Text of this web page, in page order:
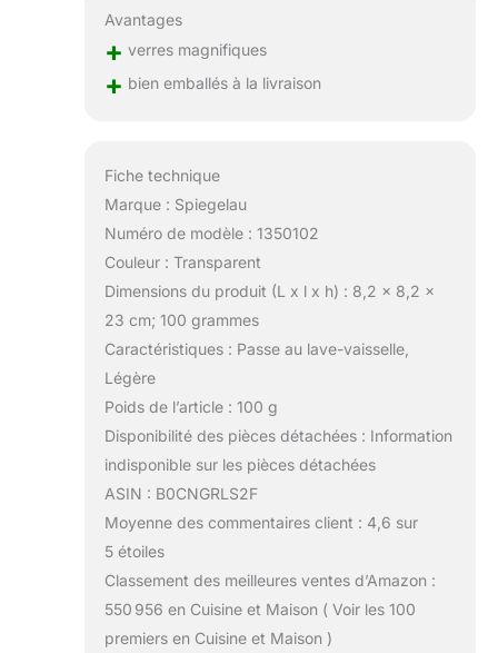
Avantages
+ verres magnifiques
+ bien emballés à la livraison
Fiche technique
Marque : Spiegelau
Numéro de modèle : 1350102
Couleur : Transparent
Dimensions du produit (L x l x h) : 8,2 x 8,2 x
23 cm; 100 grammes
Caractéristiques : Passe au lave-vaisselle,
Légère
Poids de l’article : 100 g
Disponibilité des pièces détachées : Information
indisponible sur les pièces détachées
ASIN : B0CNGRLS2F
Moyenne des commentaires client : 4,6 sur
5 étoiles
Classement des meilleures ventes d’Amazon :
550 956 en Cuisine et Maison ( Voir les 100
premiers en Cuisine et Maison )